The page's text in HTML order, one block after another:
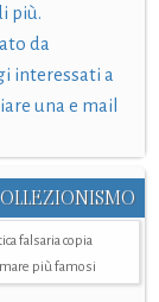
più.
da
interessati a
una e mail
falsaria copia
più famosi